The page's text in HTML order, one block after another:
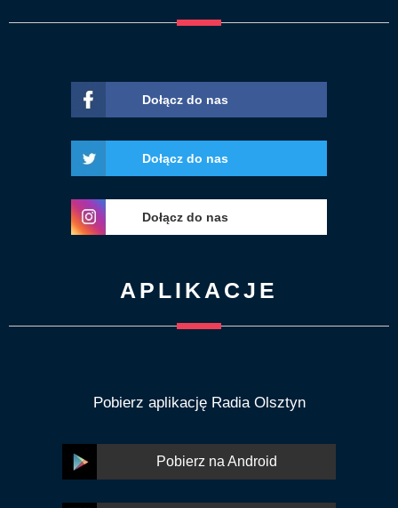
Dołącz do nas
Dołącz do nas
Dołącz do nas
APLIKACJE
Pobierz aplikację Radia Olsztyn
Pobierz na Android